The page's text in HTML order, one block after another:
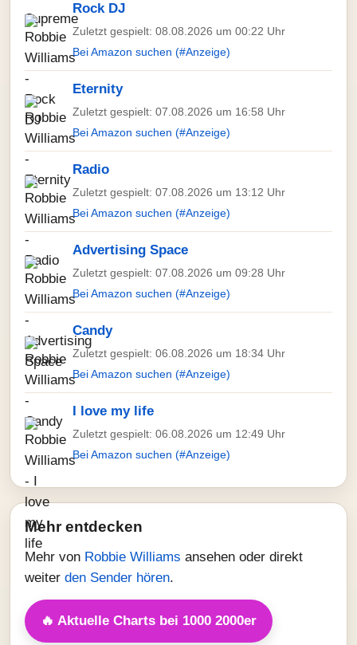
Rock DJ
Zuletzt gespielt: 08.08.2026 um 00:22 Uhr
Bei Amazon suchen (#Anzeige)
Eternity
Zuletzt gespielt: 07.08.2026 um 16:58 Uhr
Bei Amazon suchen (#Anzeige)
Radio
Zuletzt gespielt: 07.08.2026 um 13:12 Uhr
Bei Amazon suchen (#Anzeige)
Advertising Space
Zuletzt gespielt: 07.08.2026 um 09:28 Uhr
Bei Amazon suchen (#Anzeige)
Candy
Zuletzt gespielt: 06.08.2026 um 18:34 Uhr
Bei Amazon suchen (#Anzeige)
I love my life
Zuletzt gespielt: 06.08.2026 um 12:49 Uhr
Bei Amazon suchen (#Anzeige)
Mehr entdecken
Mehr von Robbie Williams ansehen oder direkt
weiter den Sender hören.
🔥 Aktuelle Charts bei 1000 2000er